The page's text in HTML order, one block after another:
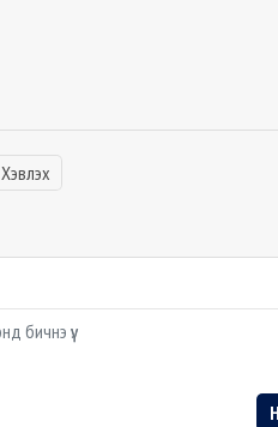
Хэвлэх